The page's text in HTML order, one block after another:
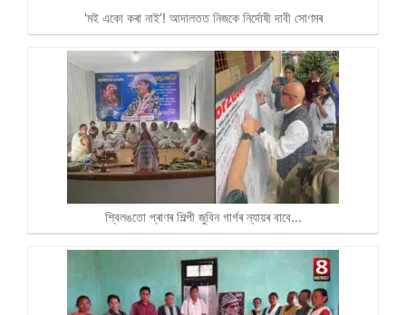
'মই একো কৰা নাই’! আদালতত নিজকে নিৰ্দোষী দাবী সোণমৰ
শ্বিলঙতো প্ৰাণৰ শিল্পী জুবিন গাৰ্গৰ ন্যায়ৰ বাবে…